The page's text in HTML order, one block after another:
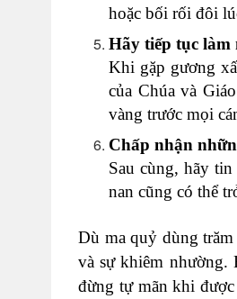
hoặc bối rối đôi
Hãy tiếp tục làm
Khi gặp gương
của Chúa và
vàng trước mọi
Chấp nhận
Sau cùng, hãy tin
nan cũng có thể
Dù ma quỷ dùng
và sự khiêm nhường.
đừng tự mãn khi